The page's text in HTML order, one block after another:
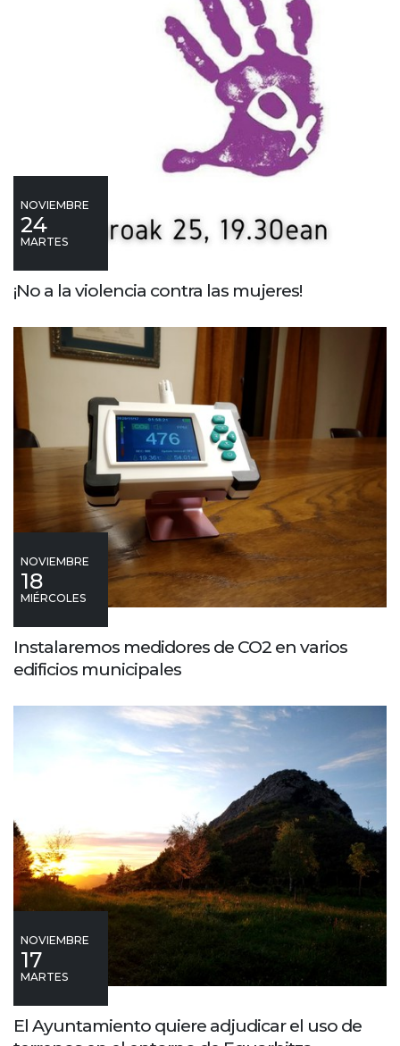
NOVIEMBRE
24
MARTES
¡No a la violencia contra las mujeres!
NOVIEMBRE
18
MIÉRCOLES
Instalaremos medidores de CO2 en varios
edificios municipales
NOVIEMBRE
17
MARTES
El Ayuntamiento quiere adjudicar el uso de